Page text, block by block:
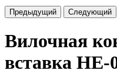
Предыдущий Следующий
Вилочная
вставка HE-